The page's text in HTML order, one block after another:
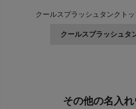
クールスプラッシュタンクト
クールスプラッシュタ
その他の名入